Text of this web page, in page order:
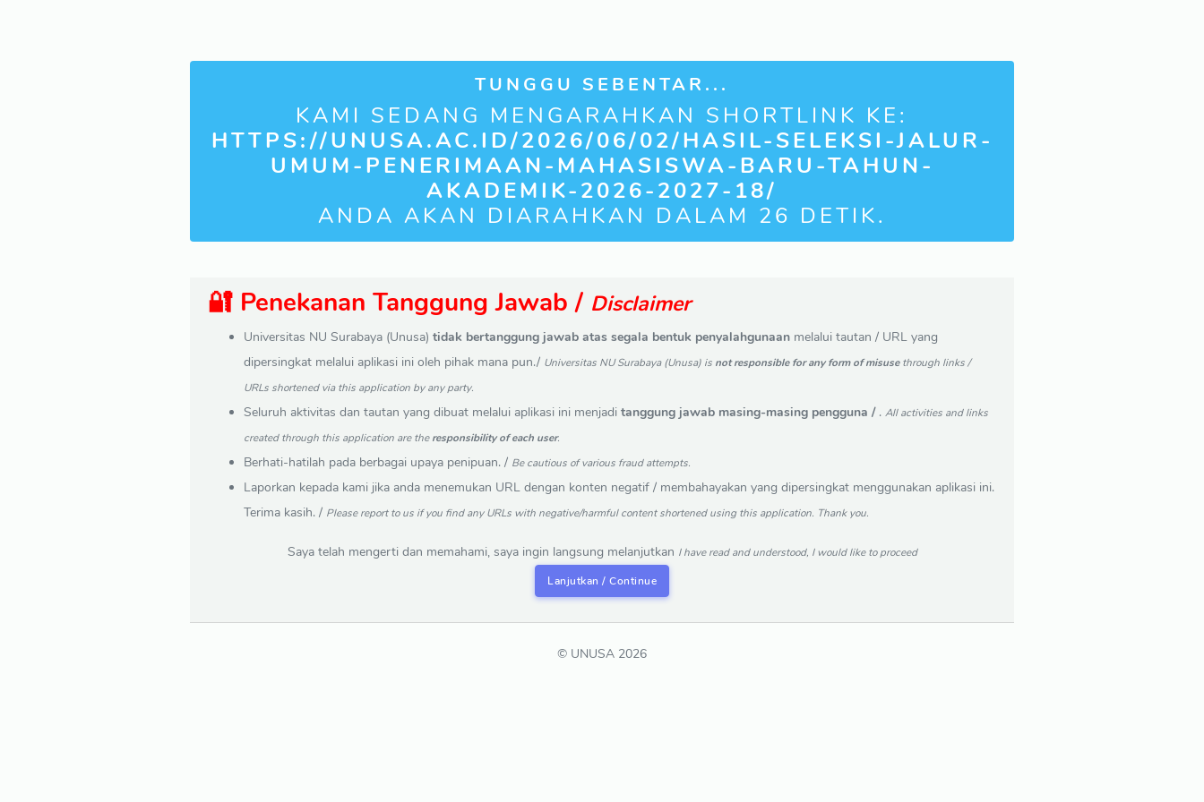
TUNGGU SEBENTAR...
KAMI SEDANG MENGARAHKAN SHORTLINK KE:
HTTPS://UNUSA.AC.ID/2026/06/02/HASIL-SELEKSI-JALUR-
UMUM-PENERIMAAN-MAHASISWA-BARU-TAHUN-
AKADEMIK-2026-2027-18/
ANDA AKAN DIARAHKAN DALAM 25 DETIK.
🔐 Penekanan Tanggung Jawab / Disclaimer
Universitas NU Surabaya (Unusa) tidak bertanggung jawab atas segala bentuk penyalahgunaan melalui tautan / URL yang
dipersingkat melalui aplikasi ini oleh pihak mana pun./ Universitas NU Surabaya (Unusa) is not responsible for any form of misusethrough links /
URLs shortened via this application by any party.
Seluruh aktivitas dan tautan yang dibuat melalui aplikasi ini menjadi tanggung jawab masing-masing pengguna / . All activities and links
created through this application are theresponsibility of each user.
Berhati-hatilah pada berbagai upaya penipuan. / Be cautious of various fraud attempts.
Laporkan kepada kami jika anda menemukan URL dengan konten negatif / membahayakan yang dipersingkat menggunakan aplikasi ini.
Terima kasih. / Please report to us if you find any URLs with negative/harmful content shortened using this application. Thank you.
Saya telah mengerti dan memahami, saya ingin langsung melanjutkan I have read and understood, I would like to proceed
Lanjutkan / Continue
© UNUSA 2026